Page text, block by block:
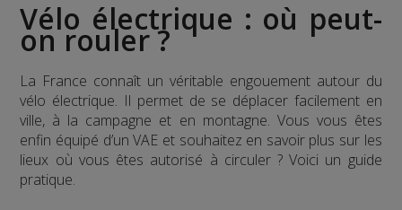
Vélo électrique : où peut-
on rouler ?
La France connaît un véritable engouement autour du
vélo électrique. Il permet de se déplacer facilement en
ville, à la campagne et en montagne. Vous vous êtes
enfin équipé d’un VAE et souhaitez en savoir plus sur les
lieux où vous êtes autorisé à circuler ? Voici un guide
pratique.